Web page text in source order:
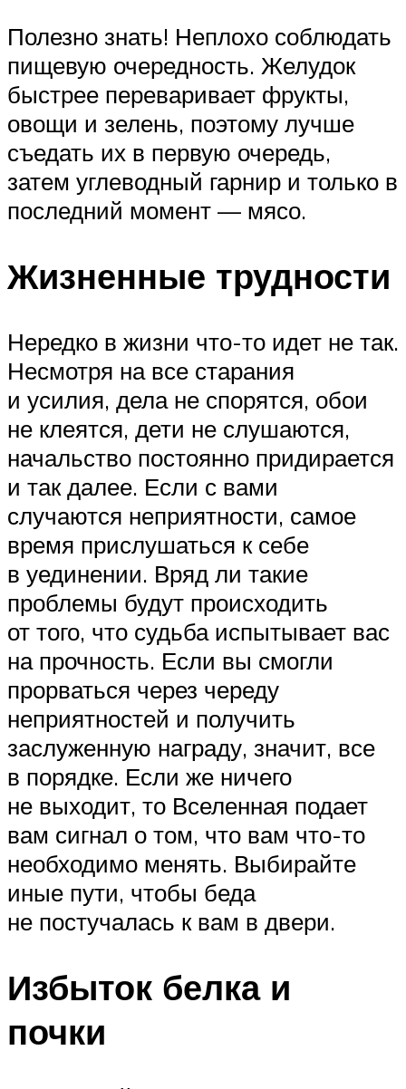
Полезно знать! Неплохо соблюдать
пищевую очередность. Желудок
быстрее переваривает фрукты,
овощи и зелень, поэтому лучше
съедать их в первую очередь,
затем углеводный гарнир и только в
последний момент — мясо.
Жизненные трудности
Нередко в жизни что-то идет не так.
Несмотря на все старания
и усилия, дела не спорятся, обои
не клеятся, дети не слушаются,
начальство постоянно придирается
и так далее. Если с вами
случаются неприятности, самое
время прислушаться к себе
в уединении. Вряд ли такие
проблемы будут происходить
от того, что судьба испытывает вас
на прочность. Если вы смогли
прорваться через череду
неприятностей и получить
заслуженную награду, значит, все
в порядке. Если же ничего
не выходит, то Вселенная подает
вам сигнал о том, что вам что-то
необходимо менять. Выбирайте
иные пути, чтобы беда
не постучалась к вам в двери.
Избыток белка и
почки